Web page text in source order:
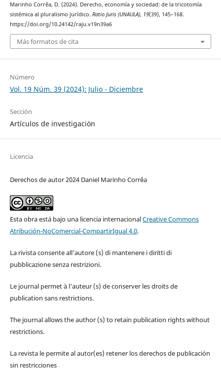
Marinho Corrêa, D. (2024). Derecho, economía y sociedad: de la tricotomía
sistémica al pluralismo jurídico. Ratio Juris (UNAULA), 19(39), 145–168.
https://doi.org/10.24142/raju.v19n39a6
Más formatos de cita
Número
Vol. 19 Núm. 39 (2024): Julio - Diciembre
Sección
Artículos de investigación
Licencia
Derechos de autor 2024 Daniel Marinho Corrêa
Esta obra está bajo una licencia internacionalCreative Commons
Atribución-NoComercial-CompartirIgual 4.0.
La rivista consente all'autore (s) di mantenere i diritti di
pubblicazione senza restrizioni.
Le journal permet à l'auteur (s) de conserver les droits de
publication sans restrictions.
The journal allows the author (s) to retain publication rights without
restrictions.
La revista le permite al autor(es) retener los derechos de publicación
sin restricciones